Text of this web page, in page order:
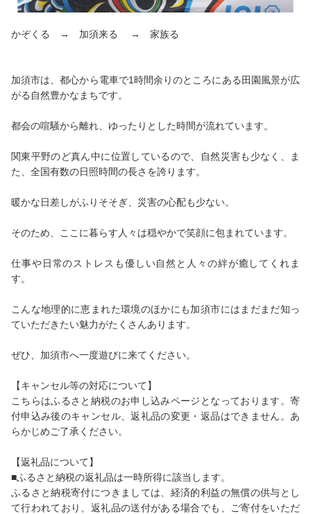
かぞくる → 加須来る → 家族る
加須市は、都心から電車で1時間余りのところにある田園風景が広
がる自然豊かなまちです。
都会の喧騒から離れ、ゆったりとした時間が流れています。
関東平野のど真ん中に位置しているので、自然災害も少なく、ま
た、全国有数の日照時間の長さを誇ります。
暖かな日差しがふりそそぎ、災害の心配も少ない。
そのため、ここに暮らす人々は穏やかで笑顔に包まれています。
仕事や日常のストレスも優しい自然と人々の絆が癒してくれま
す。
こんな地理的に恵まれた環境のほかにも加須市にはまだまだ知っ
ていただきたい魅力がたくさんあります。
ぜひ、加須市へ一度遊びに来てください。
【キャンセル等の対応について】
こちらはふるさと納税のお申し込みページとなっております。寄
付申込み後のキャンセル、返礼品の変更・返品はできません。あ
らかじめご了承ください。
【返礼品について】
■ふるさと納税の返礼品は一時所得に該当します。
ふるさと納税寄付につきましては、経済的利益の無償の供与とし
て行われており、返礼品の送付がある場合でも、ご寄付をいただ